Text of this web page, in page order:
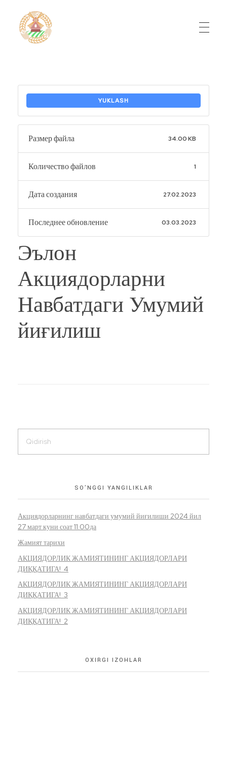
YUKLASH
Размер файла 34.00 KB
Количество файлов 1
Дата создания 27.02.2023
Последнее обновление 03.03.2023
Эълон
Акциядорларни
Навбатдаги Умумий
йиғилиш
SO’NGGI YANGILIKLAR
Акциядорларнинг навбатдаги умумий йиғилиши 2024 йил
27 март куни соат 11.00да
Жамият тарихи
АКЦИЯДОРЛИК ЖАМИЯТИНИНГ АКЦИЯДОРЛАРИ
ДИҚҚАТИГА! 4
АКЦИЯДОРЛИК ЖАМИЯТИНИНГ АКЦИЯДОРЛАРИ
ДИҚҚАТИГА! 3
АКЦИЯДОРЛИК ЖАМИЯТИНИНГ АКЦИЯДОРЛАРИ
ДИҚҚАТИГА! 2
OXIRGI IZOHLAR